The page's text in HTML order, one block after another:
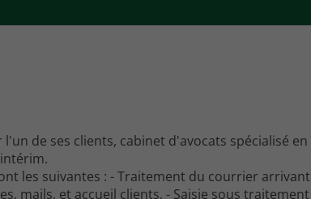
de ses clients, cabinet d'avocats spécialisé
les suivantes : - Traitement du courrier
mails, et accueil clients, - Saisie sous